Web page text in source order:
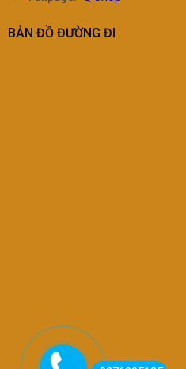
BẢN ĐỒ ĐƯỜNG ĐI